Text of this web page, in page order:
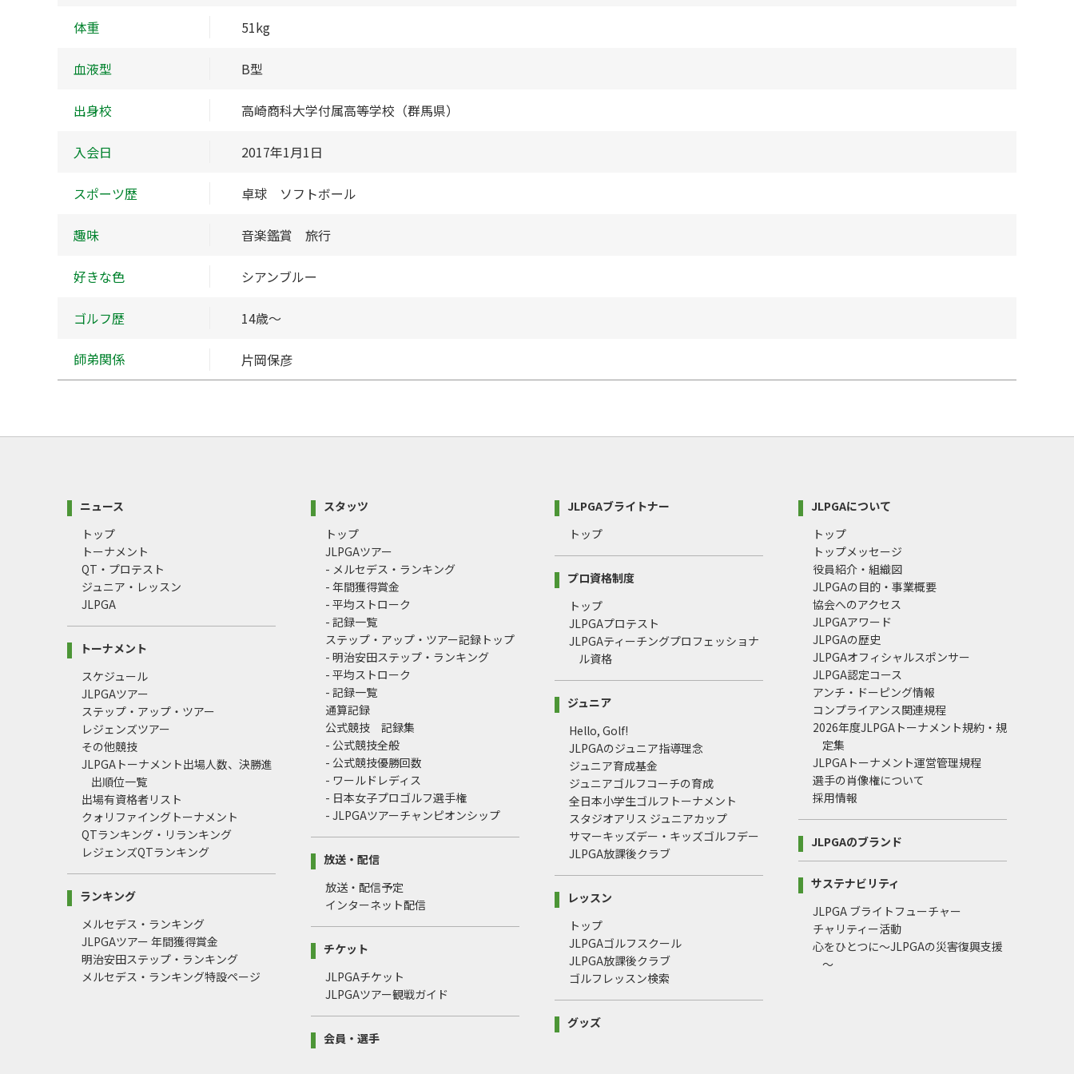
体重 51kg
血液型 B型
出身校 高崎商科大学付属高等学校（群馬県）
入会日 2017年1月1日
スポーツ歴 卓球 ソフトボール
趣味 音楽鑑賞 旅行
好きな色 シアンブルー
ゴルフ歴 14歳～
師弟関係 片岡保彦
ニュース
トップ
トーナメント
QT・プロテスト
ジュニア・レッスン
JLPGA
トーナメント
スケジュール
JLPGAツアー
ステップ・アップ・ツアー
レジェンズツアー
その他競技
JLPGAトーナメント出場人数、決勝進
出順位一覧
出場有資格者リスト
クォリファイングトーナメント
QTランキング・リランキング
レジェンズQTランキング
ランキング
メルセデス・ランキング
JLPGAツアー 年間獲得賞金
明治安田ステップ・ランキング
メルセデス・ランキング特設ページ
スタッツ
トップ
JLPGAツアー
- メルセデス・ランキング
- 年間獲得賞金
- 平均ストローク
- 記録一覧
ステップ・アップ・ツアー記録トップ
- 明治安田ステップ・ランキング
- 平均ストローク
- 記録一覧
通算記録
公式競技 記録集
- 公式競技全般
- 公式競技優勝回数
- ワールドレディス
- 日本女子プロゴルフ選手権
- JLPGAツアーチャンピオンシップ
放送・配信
放送・配信予定
インターネット配信
チケット
JLPGAチケット
JLPGAツアー観戦ガイド
会員・選手
JLPGAブライトナー
トップ
プロ資格制度
トップ
JLPGAプロテスト
JLPGAティーチングプロフェッショナ
ル資格
ジュニア
Hello, Golf!
JLPGAのジュニア指導理念
ジュニア育成基金
ジュニアゴルフコーチの育成
全日本小学生ゴルフトーナメント
スタジオアリス ジュニアカップ
サマーキッズデー・キッズゴルフデー
JLPGA放課後クラブ
レッスン
トップ
JLPGAゴルフスクール
JLPGA放課後クラブ
ゴルフレッスン検索
グッズ
JLPGAについて
トップ
トップメッセージ
役員紹介・組織図
JLPGAの目的・事業概要
協会へのアクセス
JLPGAアワード
JLPGAの歴史
JLPGAオフィシャルスポンサー
JLPGA認定コース
アンチ・ドーピング情報
コンプライアンス関連規程
2026年度JLPGAトーナメント規約・規
定集
JLPGAトーナメント運営管理規程
選手の肖像権について
採用情報
JLPGAのブランド
サステナビリティ
JLPGA ブライトフューチャー
チャリティー活動
心をひとつに～JLPGAの災害復興支援
～